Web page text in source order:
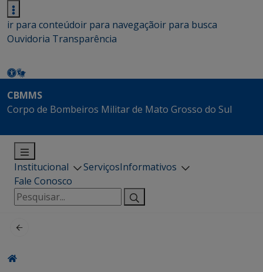
ir para conteúdoir para navegaçãoir para busca
Ouvidoria Transparência
CBMMS
Corpo de Bombeiros Militar de Mato Grosso do Sul
Institucional ServiçosInformativos
Fale Conosco
Pesquisar
por: